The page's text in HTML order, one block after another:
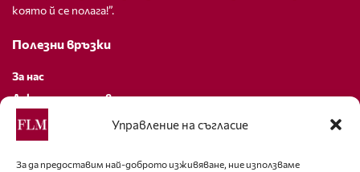
Управление на съгласие
За да предоставим най-доброто изживяване, ние използваме
която й се полага!”.
Полезни връзки
За нас
Декларация за поверителност
Политика за бисквитки
За контакти